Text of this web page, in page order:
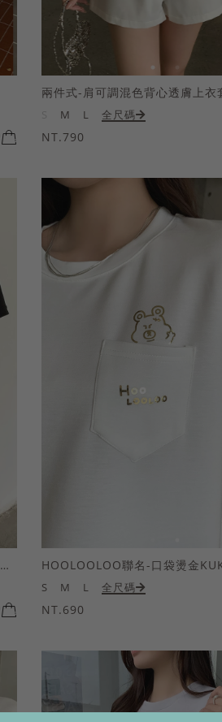
兩件式-肩可調混色背心透膚上衣
M L 全尺碼
NT.790
HOOLOOLOO聯名-口袋燙金KUKU熊短袖上衣
S M L 全尺碼
NT.690